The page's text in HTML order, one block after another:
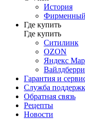
История
Фирменный
Где купить
Где купить
Ситилинк
OZON
Яндекс
Гарантия и
Служба
Обратная связь
Рецепты
Новости